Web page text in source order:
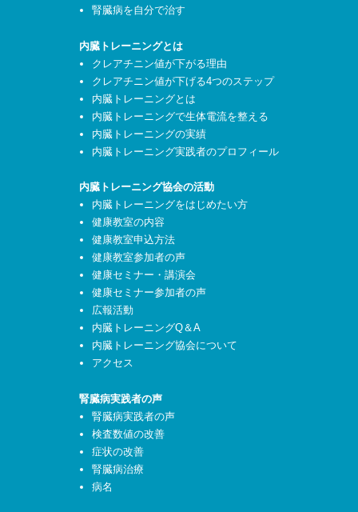
腎臓病を自分で治す
内臓トレーニングとは
クレアチニン値が下がる理由
クレアチニン値が下げる4つのステップ
内臓トレーニングとは
内臓トレーニングで生体電流を整える
内臓トレーニングの実績
内臓トレーニング実践者のプロフィール
内臓トレーニング協会の活動
内臓トレーニングをはじめたい方
健康教室の内容
健康教室申込方法
健康教室参加者の声
健康セミナー・講演会
健康セミナー参加者の声
広報活動
内臓トレーニングQ＆A
内臓トレーニング協会について
アクセス
腎臓病実践者の声
腎臓病実践者の声
検査数値の改善
症状の改善
腎臓病治療
病名